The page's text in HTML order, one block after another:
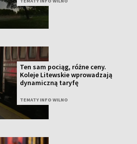
Ten sam pociąg, różne ceny.
Koleje Litewskie wprowadzają
dynamiczną taryfę
TEMATY INFO WILNO